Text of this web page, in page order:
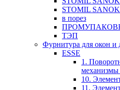
STOMIL
в порез
ТЭП
Фурнитура для окон и
ESSE
1.
механизмы
10.
11.